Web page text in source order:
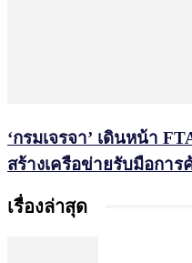
‘กรมเจรจา’ เดินหน้า
สร้างเครือข่ายรับมือการ
เรื่องล่าสุด